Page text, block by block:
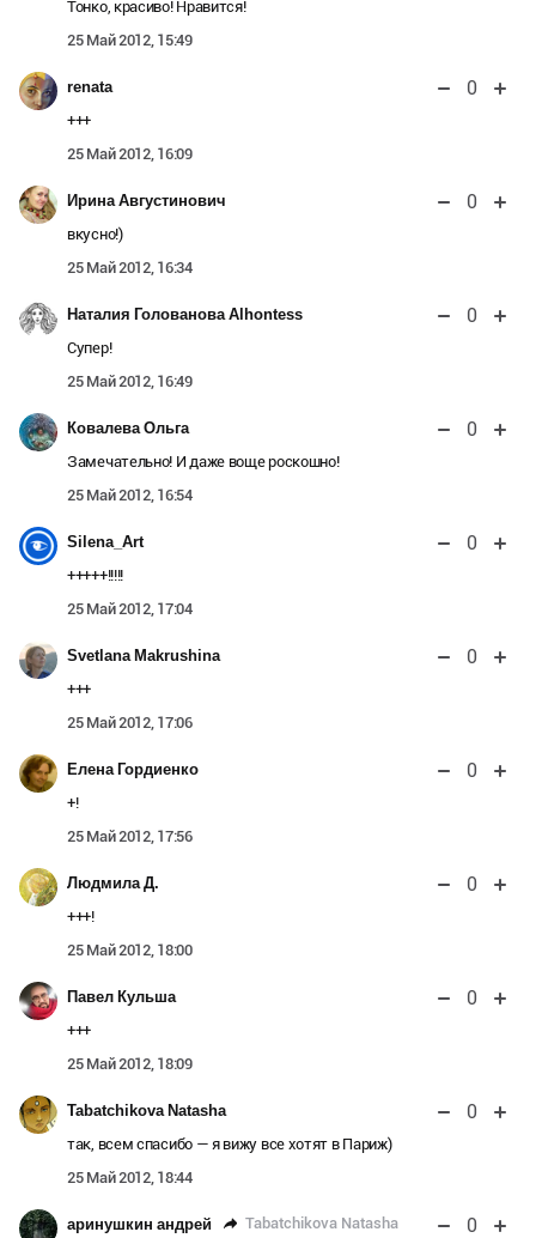
Тонко, красиво! Нравится!
25 Май 2012, 15:49
renata 0
+++
25 Май 2012, 16:09
Ирина Августинович 0
вкусно!)
25 Май 2012, 16:34
Наталия Голованова Alhontess 0
Супер!
25 Май 2012, 16:49
Ковалева Ольга 0
Замечательно! И даже воще роскошно!
25 Май 2012, 16:54
Silena_Art 0
+++++!!!!!
25 Май 2012, 17:04
Svetlana Makrushina 0
+++
25 Май 2012, 17:06
Елена Гордиенко 0
+!
25 Май 2012, 17:56
Людмила Д. 0
+++!
25 Май 2012, 18:00
Павел Кульша 0
+++
25 Май 2012, 18:09
Tabatchikova Natasha 0
так, всем спасибо — я вижу все хотят в Париж)
25 Май 2012, 18:44
аринушкин андрей Tabatchikova Natasha 0